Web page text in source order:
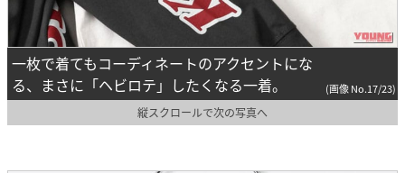
一枚で着てもコーディネートのアクセントにな
る、まさに「ヘビロテ」したくなる一着。
(画像 No.17/23)
縦スクロールで次の写真へ